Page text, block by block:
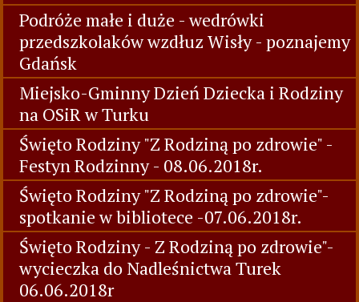
Podróże małe i duże - wedrówki
przedszkolaków wzdłuz Wisły - poznajemy
Gdańsk
Miejsko-Gminny Dzień Dziecka i Rodziny
na OSiR w Turku
Święto Rodziny "Z Rodziną po zdrowie" -
Festyn Rodzinny - 08.06.2018r.
Święto Rodziny "Z Rodziną po zdrowie"-
spotkanie w bibliotece -07.06.2018r.
Święto Rodziny - Z Rodziną po zdrowie"-
wycieczka do Nadleśnictwa Turek
06.06.2018r